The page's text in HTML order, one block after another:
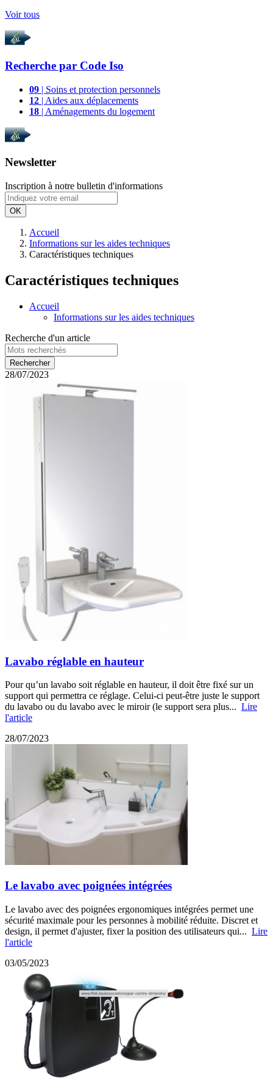
Voir tous
Recherche par Code Iso
09 | Soins et protection personnels
12 | Aides aux déplacements
18 | Aménagements du logement
Newsletter
Inscription à notre bulletin d'informations
OK
Accueil
Informations sur les aides techniques
Caractéristiques techniques
Caractéristiques techniques
Accueil
Informations sur les aides techniques
Recherche d'un article
28/07/2023
Lavabo réglable en hauteur
Pour qu’un lavabo soit réglable en hauteur, il doit être fixé sur un
support qui permettra ce réglage. Celui-ci peut-être juste le support
du lavabo ou du lavabo avec le miroir (le support sera plus... Lire
l'article
28/07/2023
Le lavabo avec poignées intégrées
Le lavabo avec des poignées ergonomiques intégrées permet une
sécurité maximale pour les personnes à mobilité réduite. Discret et
design, il permet d'ajuster, fixer la position des utilisateurs qui... Lire
l'article
03/05/2023